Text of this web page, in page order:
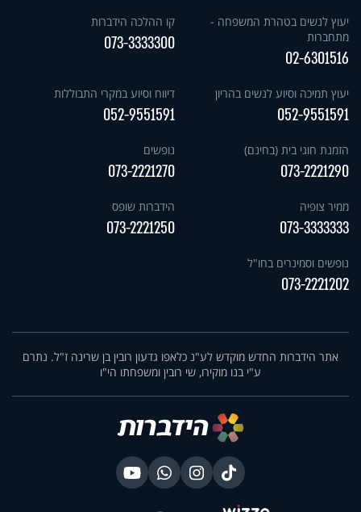
יעוץ לנשים בטהרת המשפחה -
מתחברות
02-6301516
קו ההלכה הידברות
073-3333300
יעוץ תמיכה וסיוע לנשים בהריון
052-9551591
דיווח וסיוע במקרי התבוללות
052-9551591
הזמנת חוגי בית (בחינם)
073-2221290
נופשים
073-2221270
ממיר צופיה
073-3333333
הידברות שופס
073-2221250
נופשים וסמינרים בחו"ל
073-2221202
אתר הידברות החדש מוקדש לע"נ כלאפו גדעון רובין בן שרינה ז"ל. נתרם
ע"י בנו מוקירו, שי רובין ומשפחתו הי"ו